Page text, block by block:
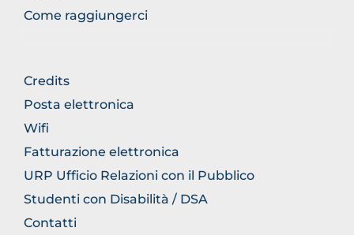
Come raggiungerci
BROWSE
THE
SECTION
Credits
Posta elettronica
Wifi
Fatturazione elettronica
URP Ufficio Relazioni con il Pubblico
Studenti con Disabilità / DSA
Contatti